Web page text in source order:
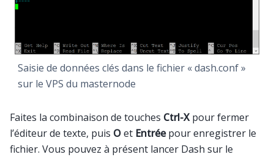
Saisie de données clés dans le fichier « dash.conf »
sur le VPS du masternode
Faites la combinaison de touches Ctrl-Xpour fermer
l’éditeur de texte, puis Oet Entréepour enregistrer le
fichier. Vous pouvez à présent lancer Dash sur le